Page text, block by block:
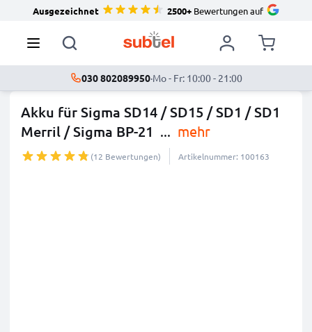
Ausgezeichnet 2500+Bewertungen auf
030 802089950·Mo - Fr: 10:00 - 21:00
Akku für Sigma SD14 / SD15 / SD1 / SD1
Merril / Sigma BP-21 ... mehr
(12 Bewertungen) Artikelnummer: 100163